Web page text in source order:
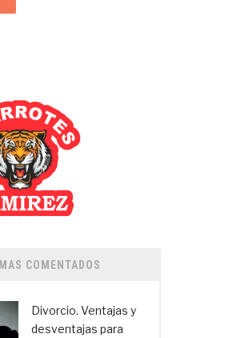
MAS COMENTADOS
Divorcio. Ventajas y
desventajas para